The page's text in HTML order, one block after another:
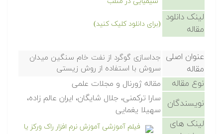
لینک دانلود
مقاله
(برای دانلود کلیک کنید)
عنوان اصلی
مقاله
جداسازی گوگرد از نفت خام سنگین میدان
سروش با استفاده از روش زیستی
نوع مقاله مقاله ژورنال و مجلات علمی
نویسندگان
سارا ترکمنی، جلال شایگان، ایران عالم زاده،
سهیلا یغمایی
لینک های
فیلم آموزشی آموزش نرم افزار راک ورکز یا